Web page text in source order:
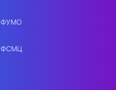
ФУМО
ФСМЦ